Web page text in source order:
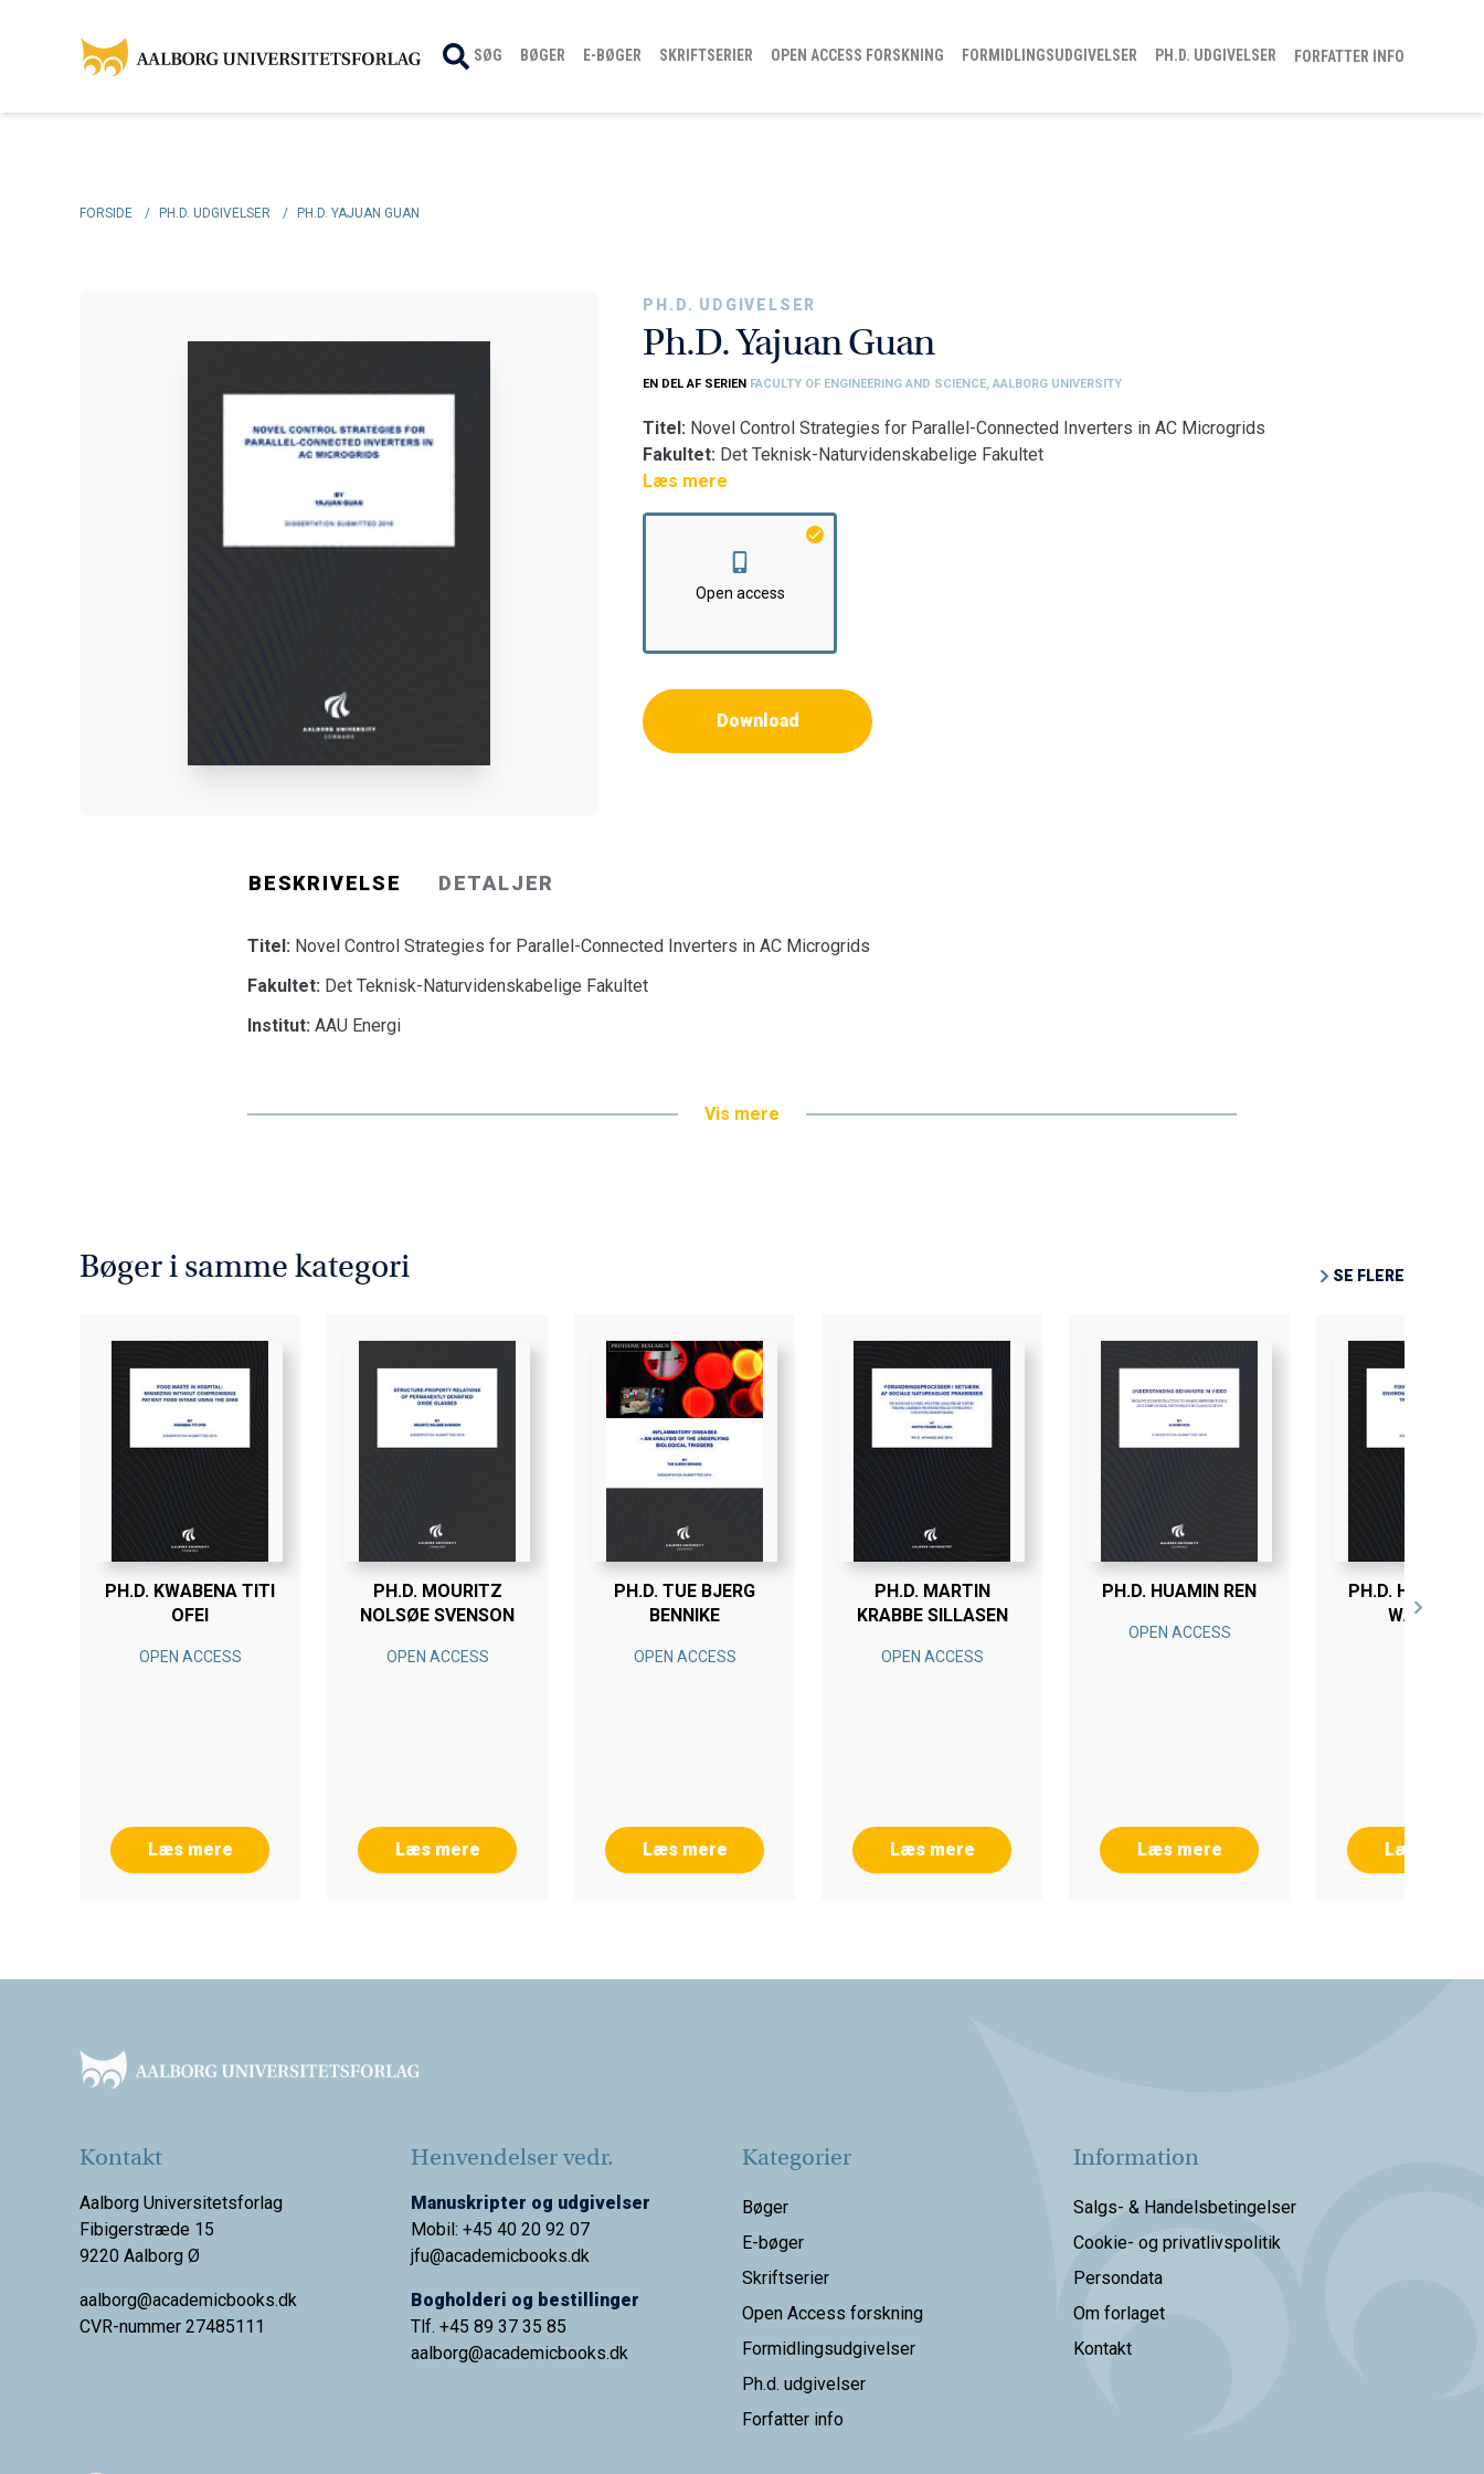
SØG BØGER E-BØGER SKRIFTSERIER OPEN ACCESS FORSKNING FORMIDLINGSUDGIVELSER PH.D. UDGIVELSER FORFATTER INFO
FORSIDE / PH.D. UDGIVELSER / PH.D. YAJUAN GUAN
PH.D. UDGIVELSER
Ph.D. Yajuan Guan
EN DEL AF SERIEN FACULTY OF ENGINEERING AND SCIENCE, AALBORG UNIVERSITY
Titel: Novel Control Strategies for Parallel-Connected Inverters in AC Microgrids
Fakultet: Det Teknisk-Naturvidenskabelige Fakultet
Institut:AAU Energi
Læs mere
Open access
Download
BESKRIVELSE DETALJER
Titel: Novel Control Strategies for Parallel-Connected Inverters in AC Microgrids
Fakultet: Det Teknisk-Naturvidenskabelige Fakultet
Institut: AAU Energi
Vis mere
Bøger i samme kategori SE FLERE
PH.D. KWABENA TITI
OFEI
OPEN ACCESS
Læs mere
PH.D. MOURITZ
NOLSØE SVENSON
OPEN ACCESS
Læs mere
PH.D. TUE BJERG
BENNIKE
OPEN ACCESS
Læs mere
PH.D. MARTIN
KRABBE SILLASEN
OPEN ACCESS
Læs mere
PH.D. HUAMIN REN
OPEN ACCESS
Læs mere
PH.D. HANS
WALNUM
Læs mere
Kontakt
Aalborg Universitetsforlag
Fibigerstræde 15
9220 Aalborg Ø
aalborg@academicbooks.dk
CVR-nummer 27485111
Henvendelser vedr.
Manuskripter og udgivelser
Mobil: +45 40 20 92 07
jfu@academicbooks.dk
Bogholderi og bestillinger
Tlf. +45 89 37 35 85
aalborg@academicbooks.dk
Kategorier
Bøger
E-bøger
Skriftserier
Open Access forskning
Formidlingsudgivelser
Ph.d. udgivelser
Forfatter info
Information
Salgs- & Handelsbetingelser
Cookie- og privatlivspolitik
Persondata
Om forlaget
Kontakt